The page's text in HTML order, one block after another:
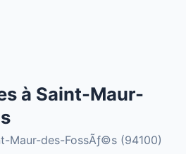
à Saint-Maur-
Maur-des-FossÃƒ©s (94100)